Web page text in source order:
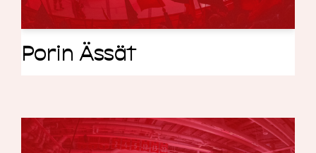
Porin Ässät